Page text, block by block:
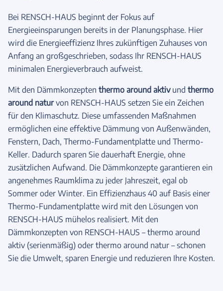
Bei RENSCH-HAUS beginnt der Fokus auf
Energieeinsparungen bereits in der Planungsphase. Hier
wird die Energieeffizienz Ihres zukünftigen Zuhauses von
Anfang an großgeschrieben, sodass Ihr RENSCH-HAUS
minimalen Energieverbrauch aufweist.
Mit den Dämmkonzepten thermo around aktivund thermo
around naturvon RENSCH-HAUS setzen Sie ein Zeichen
für den Klimaschutz. Diese umfassenden Maßnahmen
ermöglichen eine effektive Dämmung von Außenwänden,
Fenstern, Dach, Thermo-Fundamentplatte und Thermo-
Keller. Dadurch sparen Sie dauerhaft Energie, ohne
zusätzlichen Aufwand. Die Dämmkonzepte garantieren ein
angenehmes Raumklima zu jeder Jahreszeit, egal ob
Sommer oder Winter. Ein Effizienzhaus 40 auf Basis einer
Thermo-Fundamentplatte wird mit den Lösungen von
RENSCH-HAUS mühelos realisiert. Mit den
Dämmkonzepten von RENSCH-HAUS – thermo around
aktiv (serienmäßig) oder thermo around natur – schonen
Sie die Umwelt, sparen Energie und reduzieren Ihre Kosten.